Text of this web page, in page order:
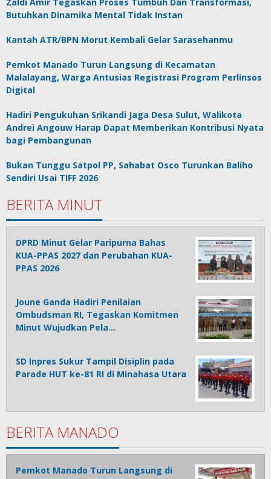
Butuhkan Dinamika Mental Tidak Instan
Kantah ATR/BPN Morut Kembali Gelar Sarasehanmu
Pemkot Manado Turun Langsung di Kecamatan
Malalayang, Warga Antusias Registrasi Program Perlinsos
Digital
Hadiri Pengukuhan Srikandi Jaga Desa Sulut, Walikota
Andrei Angouw Harap Dapat Memberikan Kontribusi Nyata
bagi Pembangunan
Bukan Tunggu Satpol PP, Sahabat Osco Turunkan Baliho
Sendiri Usai TIFF 2026
BERITA MINUT
DPRD Minut Gelar Paripurna Bahas
KUA-PPAS 2027 dan Perubahan KUA-
PPAS 2026
Joune Ganda Hadiri Penilaian
Ombudsman RI, Tegaskan Komitmen
Minut Wujudkan Pela…
SD Inpres Sukur Tampil Disiplin pada
Parade HUT ke-81 RI di Minahasa Utara
BERITA MANADO
Pemkot Manado Turun Langsung di